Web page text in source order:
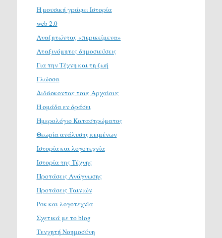
H μουσική γράφει Ιστορία
web 2.0
Αναζητώντας «περικείμενα»
Αταξινόμητες δημοσιεύσεις
Για την Τέχνη και τη ζωή
Γλώσσα
Διδάσκοντας τους Αρχαίους
Η ομάδα εν δράσει
Ημερολόγιο Καταστρώματος
Θεωρία ανάλυσης κειμένων
Ιστορία και λογοτεχνία
Ιστορία της Τέχνης
Προτάσεις Ανάγνωσης
Προτάσεις Ταινιών
Ροκ και λογοτεχνία
Σχετικά με το blog
Τενχητή Νοημοσύνη